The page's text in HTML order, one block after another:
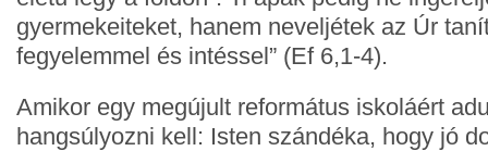
gyermekeiteket, hanem neveljétek az Úr
fegyelemmel és intéssel” (Ef 6,1-4).
Amikor egy megújult református iskoláért
hangsúlyozni kell: Isten szándéka, hogy jó